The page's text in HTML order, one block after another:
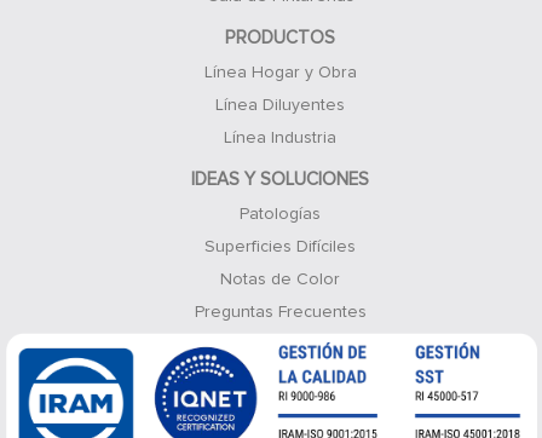
PRODUCTOS
Línea Hogar y Obra
Línea Diluyentes
Línea Industria
IDEAS Y SOLUCIONES
Patologías
Superficies Difíciles
Notas de Color
Preguntas Frecuentes